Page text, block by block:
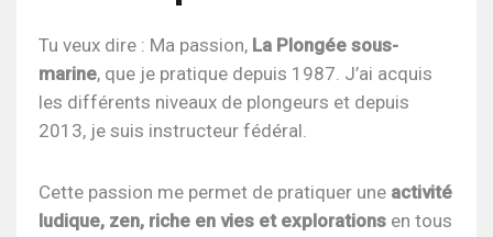
Tu veux dire : Ma passion, La Plongée sous-
marine, que je pratique depuis 1987. J’ai acquis
les différents niveaux de plongeurs et depuis
2013, je suis instructeur fédéral.
Cette passion me permet de pratiquer une activité
ludique, zen, riche en vies et explorations en tous